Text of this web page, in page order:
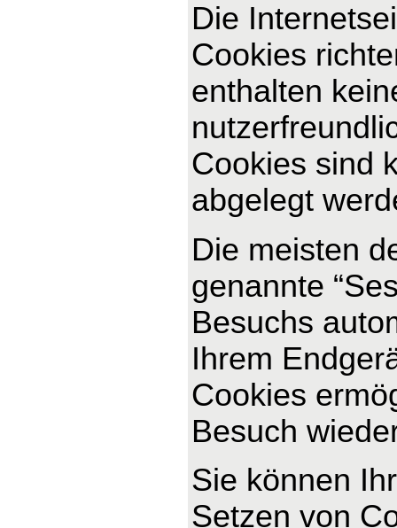
Die
Cookies
enthalten
Cookies sind
abgelegt
Die meisten
genannte
Besuchs
Ihrem
Cookies
Besuch
Sie können
Setzen von